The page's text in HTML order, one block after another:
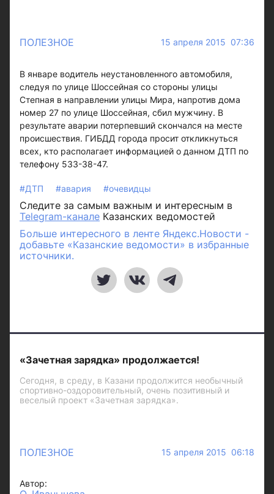
ПОЛЕЗНОЕ 15 апреля 2015 07:36
В январе водитель неустановленного автомобиля,
следуя по улице Шоссейная со стороны улицы
Степная в направлении улицы Мира, напротив дома
номер 27 по улице Шоссейная, сбил мужчину. В
результате аварии потерпевший скончался на месте
происшествия. ГИБДД города просит откликнуться
всех, кто располагает информацией о данном ДТП по
телефону 533-38-47.
#ДТП #авария #очевидцы
Следите за самым важным и интересным в
Telegram-канале Казанских ведомостей
Больше интересного в ленте Яндекс.Новости -
добавьте «Казанские ведомости» в избранные
источники.
«Зачетная зарядка» продолжается!
Сегодня, в среду, в Казани продолжится необычный
спортивно-оздоровительный, очень позитивный и
веселый проект «Зачетная зарядка».
ПОЛЕЗНОЕ 15 апреля 2015 06:18
Автор: